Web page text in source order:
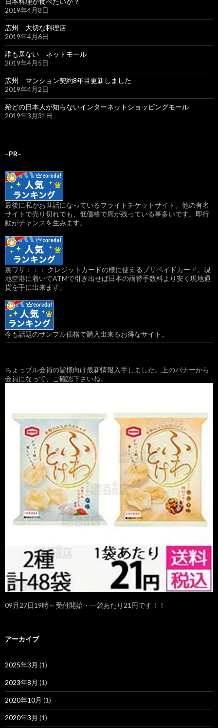
2019年4月8日
広州 大切な料理店
2019年4月6日
誰も居ない ネットモール
2019年4月5日
広州 マンション契約8年目更新しました
2019年4月2日
殆どの日本人が知らないインターネットショッピングモール
2019年3月31日
–PR–
最後に私がお世話になっているフライトチケットサイト。他の有名
サイトで売り切れでも、低価格で席が残っている事多いです。即行
動がチャンスを生みます。
裏ワザ：：： クレジットカードの様に使えるプリペイドカード。現
地空港に着いてATMで引き出せば日本の両替手数料より安く現地通
貨を手に出来ます。
今も話題のサンプル価格で購入出来るお得なサイト。
ちょっプル会員の皆様向け最新情報入手しました。上のバナーから
会員になって、ご確認下さいね。
09月27日19時～受付開始・一袋あたり21円です！！
アーカイブ
2025年3月 (1)
2023年8月 (1)
2020年10月 (1)
2020年3月 (1)